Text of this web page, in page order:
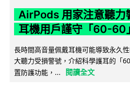
AirPods 用家注意聽力
耳機用戶謹守「60-60
長時間高音量佩戴耳機可能導致永久
大聽力受損警號，介紹科學護耳的「
置防護功能，...
閱讀全文